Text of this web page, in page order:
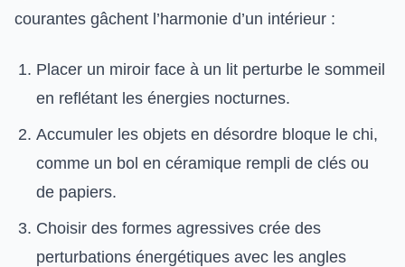
courantes gâchent l’harmonie d’un intérieur :
Placer un miroir face à un lit perturbe le sommeil
en reflétant les énergies nocturnes.
Accumuler les objets en désordre bloque le chi,
comme un bol en céramique rempli de clés ou
de papiers.
Choisir des formes agressives crée des
perturbations énergétiques avec les angles